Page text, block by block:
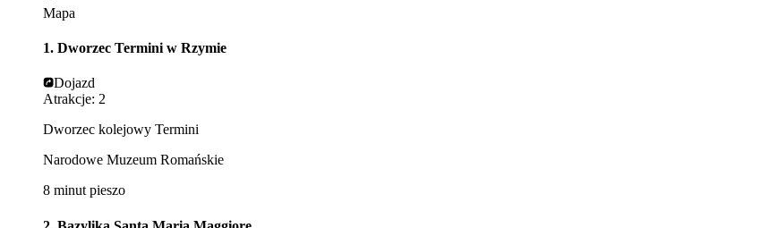
Mapa
1. Dworzec Termini w Rzymie
Dojazd
Atrakcje: 2
Dworzec kolejowy Termini
Narodowe Muzeum Romańskie
8 minut pieszo